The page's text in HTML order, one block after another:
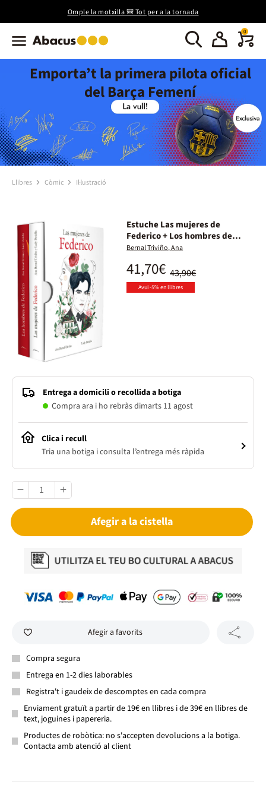
Omple la motxilla 🎒 Tot per a la tornada
0
Emporta’t la primera pilota oficial
del Barça Femení
Llibres Còmic Il·lustració
Estuche Las mujeres de
Federico + Los hombres de
Federico
Bernal Triviño, Ana
43,90€
41,70€
Avui -5% en llibres
Entrega a domicili o recollida a botiga
Compra ara i ho rebràs dimarts 11 agost
Clica i recull
Tria una botiga i consulta l’entrega més ràpida
Afegir a la cistella
Afegir a favorits
Compra segura
Entrega en 1-2 dies laborables
Registra't i gaudeix de descomptes en cada compra
Enviament gratuït a partir de 19€ en llibres i de 39€ en llibres de
text, joguines i papereria.
Productes de robòtica: no s'accepten devolucions a la botiga.
Contacta amb atenció al client